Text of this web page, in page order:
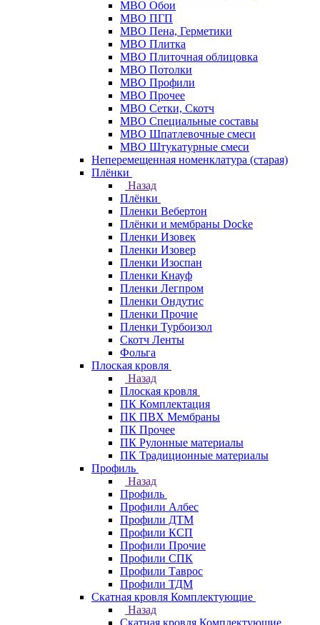
МВО Обои
МВО ПГП
МВО Пена, Герметики
МВО Плитка
МВО Плиточная облицовка
МВО Потолки
МВО Профили
МВО Прочее
МВО Сетки, Скотч
МВО Специальные составы
МВО Шпатлевочные смеси
МВО Штукатурные смеси
Неперемещенная номенклатура (старая)
Плёнки
Назад
Плёнки
Пленки Вебертон
Плёнки и мембраны Docke
Пленки Изовек
Пленки Изовер
Пленки Изоспан
Пленки Кнауф
Пленки Легпром
Пленки Ондутис
Пленки Прочие
Пленки Турбоизол
Скотч Ленты
Фольга
Плоская кровля
Назад
Плоская кровля
ПК Комплектация
ПК ПВХ Мембраны
ПК Прочее
ПК Рулонные материалы
ПК Традиционные материалы
Профиль
Назад
Профиль
Профили Албес
Профили ДТМ
Профили КСП
Профили Прочие
Профили СПК
Профили Таврос
Профили ТДМ
Скатная кровля Комплектующие
Назад
Скатная кровля Комплектующие